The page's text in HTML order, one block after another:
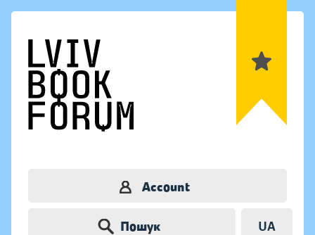
Account
Пошук UA